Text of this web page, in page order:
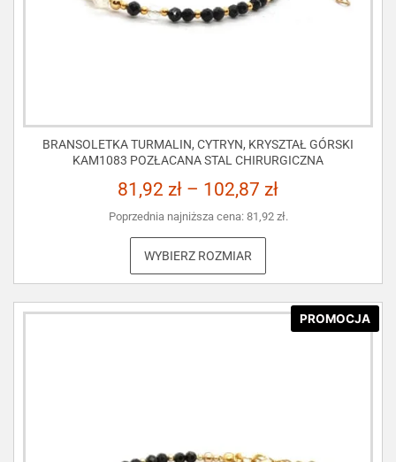
BRANSOLETKA TURMALIN, CYTRYN, KRYSZTAŁ GÓRSKI
KAM1083 POZŁACANA STAL CHIRURGICZNA
81,92 zł – 102,87 zł
Poprzednia najniższa cena: 81,92 zł.
WYBIERZ ROZMIAR
PROMOCJA